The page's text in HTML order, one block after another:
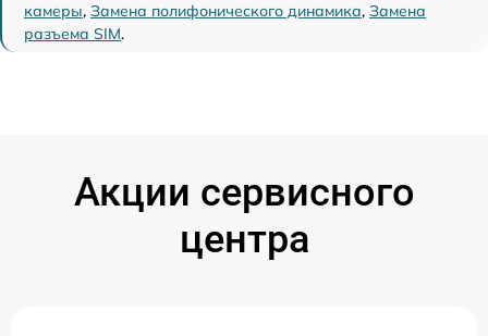
камеры, Замена полифонического динамика, Замена
разъема SIM.
Акции сервисного
центра